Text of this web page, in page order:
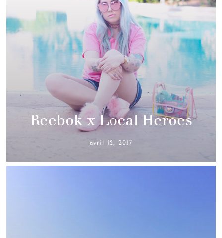
Reebok x Local Heroes
avril 12, 2017